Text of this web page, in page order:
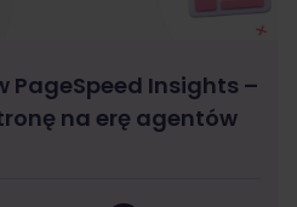
PageSpeed Insights –
na erę agentów